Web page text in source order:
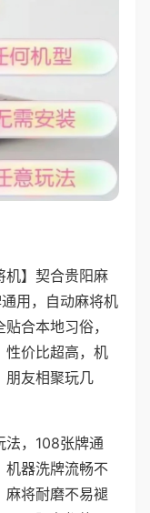
机】契合贵阳麻
用，自动麻将机
合本地习俗，
性价比超高，机
朋友相聚玩几
法，108张牌通
机器洗牌流畅不
麻将耐磨不易褪